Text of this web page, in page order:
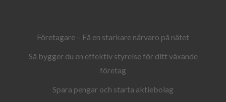
Företagare – Få en starkare närvaro på nätet
Så bygger du en effektiv styrelse för ditt växande
företag
Spara pengar och starta aktiebolag